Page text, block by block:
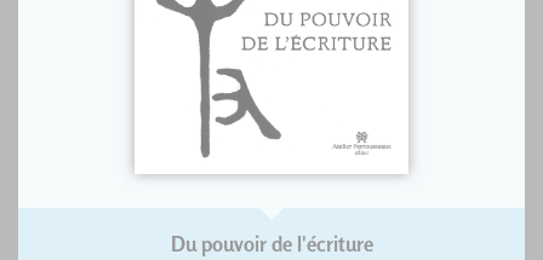
Du pouvoir de l'écriture